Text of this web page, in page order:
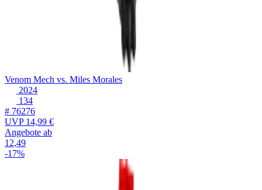
Venom Mech vs. Miles Morales
2024
134
# 76276
UVP14,99 €
Angebote ab
12,49
-17%